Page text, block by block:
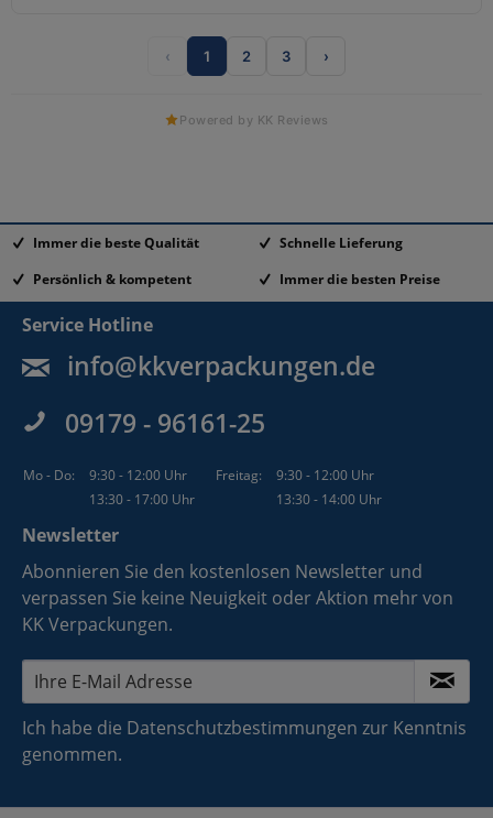
‹ 1 2 3 ›
Powered by KK Reviews
Immer die beste Qualität
Schnelle Lieferung
Persönlich & kompetent
Immer die besten Preise
Service Hotline
info@kkverpackungen.de
09179 - 96161-25
Mo - Do: 9:30 - 12:00 Uhr Freitag:
9:30 - 12:00 Uhr
13:30 - 17:00 Uhr
13:30 - 14:00 Uhr
Newsletter
Abonnieren Sie den kostenlosen Newsletter und
verpassen Sie keine Neuigkeit oder Aktion mehr von
KK Verpackungen.
Ich habe die Datenschutzbestimmungen zur Kenntnis
genommen.